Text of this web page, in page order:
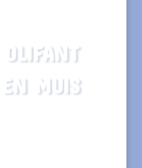
OLIFANT
EN MUIS